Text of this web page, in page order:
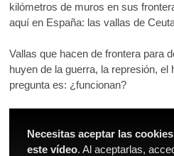
kilómetros de muros en sus
aquí en España: las vallas de
Vallas que hacen de frontera para
huyen de la guerra, la represión,
pregunta es: ¿funcionan?
Necesitas aceptar las
este vídeo. Al aceptarlas,